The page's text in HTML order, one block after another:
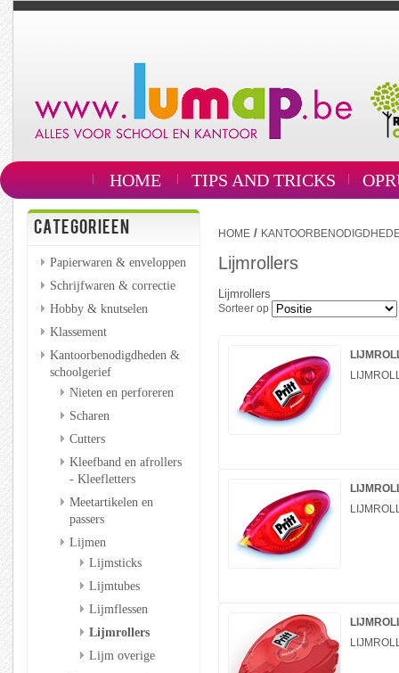
HOME TIPS AND TRICKS
CATEGORIEEN
Papierwaren & enveloppen
Schrijfwaren & correctie
Hobby & knutselen
Klassement
Kantoorbenodigdheden &
schoolgerief
Nieten en perforeren
Scharen
Cutters
Kleefband en afrollers
- Kleefletters
Meetartikelen en
passers
Lijmen
Lijmsticks
Lijmtubes
Lijmflessen
Lijmrollers
Lijm overige
HOME /
Lijmrollers
Lijmrollers
Sorteer op